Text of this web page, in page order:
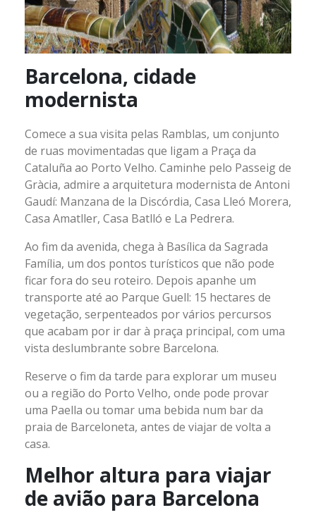
Barcelona, cidade
modernista
Comece a sua visita pelas Ramblas, um conjunto
de ruas movimentadas que ligam a Praça da
Cataluña ao Porto Velho. Caminhe pelo Passeig de
Gràcia, admire a arquitetura modernista de Antoni
Gaudí: Manzana de la Discórdia, Casa Lleó Morera,
Casa Amatller, Casa Batlló e La Pedrera.
Ao fim da avenida, chega à Basílica da Sagrada
Família, um dos pontos turísticos que não pode
ficar fora do seu roteiro. Depois apanhe um
transporte até ao Parque Guell: 15 hectares de
vegetação, serpenteados por vários percursos
que acabam por ir dar à praça principal, com uma
vista deslumbrante sobre Barcelona.
Reserve o fim da tarde para explorar um museu
ou a região do Porto Velho, onde pode provar
uma Paella ou tomar uma bebida num bar da
praia de Barceloneta, antes de viajar de volta a
casa.
Melhor altura para viajar
de avião para Barcelona